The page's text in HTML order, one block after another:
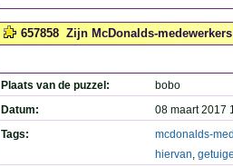
657858 Zijn McDonalds-
Plaats van de puzzel:
bobo
Datum:
08 maart 2017
Tags:
mcdonalds-
hiervan,